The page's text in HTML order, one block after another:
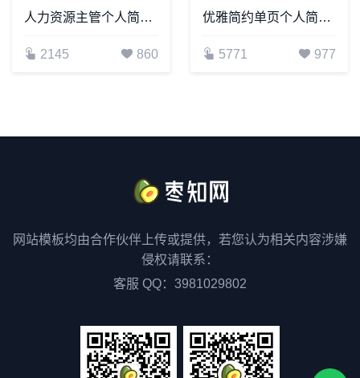
人力资源主管个人简历Word模板
2145 860
优雅简约单页个人简历word文档(8)
5771 977
网站模板均由合作伙伴上传或提供，若您认为相关内容涉嫌
侵权请联系：
客服 QQ：3981029802